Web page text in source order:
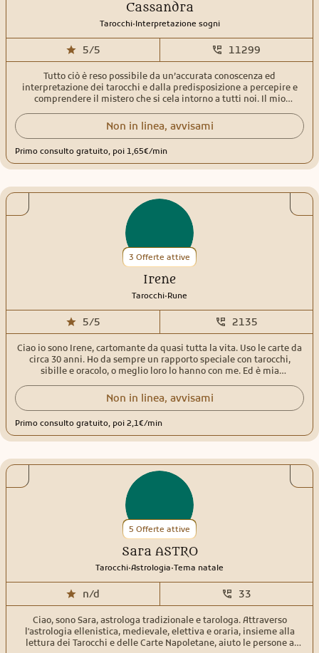
Cassandra
Tarocchi.Interpretazione sogni
5/5 11299
Tutto ciò è reso possibile da un’accurata conoscenza ed
interpretazione dei tarocchi e dalla predisposizione a percepire e
comprendere il mistero che si cela intorno a tutti noi. Il mio
accompagnarvi incontro al futuro, sciogliendo i dubbi, dando
accurate risposte ed attribuire un significato ai vostri sogni.
Non in linea, avvisami
Primo consulto gratuito, poi 1,65€/min
3 Offerte attive
Irene
Tarocchi.Rune
5/5 2135
Ciao io sono Irene, cartomante da quasi tutta la vita. Uso le carte da
circa 30 anni. Ho da sempre un rapporto speciale con tarocchi,
sibille e oracolo, o meglio loro lo hanno con me. Ed è mia
dolore, delusione e tristezza in amore, gioia e serenità. Sono qui per
questo, a tua completa disposizione. Esperienza trentennale
veritiera conoscenza di sé stessi e degli eventi. Oltre a tarocchi,
sibille e oracoli, uso il pendolo, le rune e la dadomanzia, strumenti
infallibile, ma credo fermamente alla verità delle carte e di solito
non sbagliano ;) Non do quasi mai tempistiche precise perchè gli
eventi sono certi ma i tempi sono sempre relativi. La vita e tutte le
sue esperienze sono un dono, basta vedere tutto dalla giusta
prospettiva e in modo globale, ed è questo che ti aiuterò a fare, a
conoscere gli eventi e te stessoHo fatto tantissimi corsi, collaborato
con le maggiori piattaforme, ricevuto molti attestati, anche se per
me il migliore riconoscimento è la vostra serenità.
Non in linea, avvisami
Primo consulto gratuito, poi 2,1€/min
5 Offerte attive
Sara ASTRO
Tarocchi.Astrologia.Tema natale
n/d 33
Ciao, sono Sara, astrologa tradizionale e tarologa. Attraverso
l'astrologia ellenistica, medievale, elettiva e oraria, insieme alla
lettura dei Tarocchi e delle Carte Napoletane, aiuto le persone a